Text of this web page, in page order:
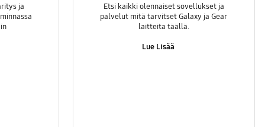
ja
Etsi kaikki olennaiset sovellukset ja
palvelut mitä tarvitset Galaxy ja Gear
laitteita täällä.
Lue Lisää